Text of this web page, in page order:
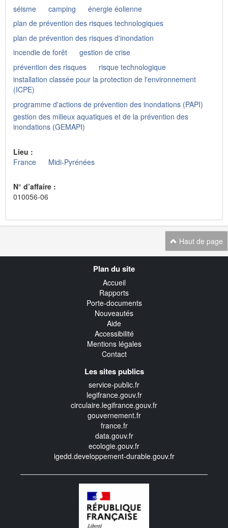
séisme
camping
énergie éolienne
plan de prévention des risques technologiques
plan de prévention des risques d'inondation
incendie de forêt
gestion de crise
prévention des risques
risque technologique
installation classée pour la protection de l'environnement
(ICPE)
programme d'actions de prévention des inondations (PAPI)
gestion des milieux aquatiques et de la prévention des
inondations (GEMAPI)
Lieu :
France
Midi-Pyrénées
N° d’affaire :
010056-06
Haut de page
Plan du site
Accueil
Rapports
Porte-documents
Nouveautés
Aide
Accessibilité
Mentions légales
Contact
Les sites publics
service-public.fr
legifrance.gouv.fr
circulaire.legifrance.gouv.fr
gouvernement.fr
france.fr
data.gouv.fr
ecologie.gouv.fr
igedd.developpement-durable.gouv.fr